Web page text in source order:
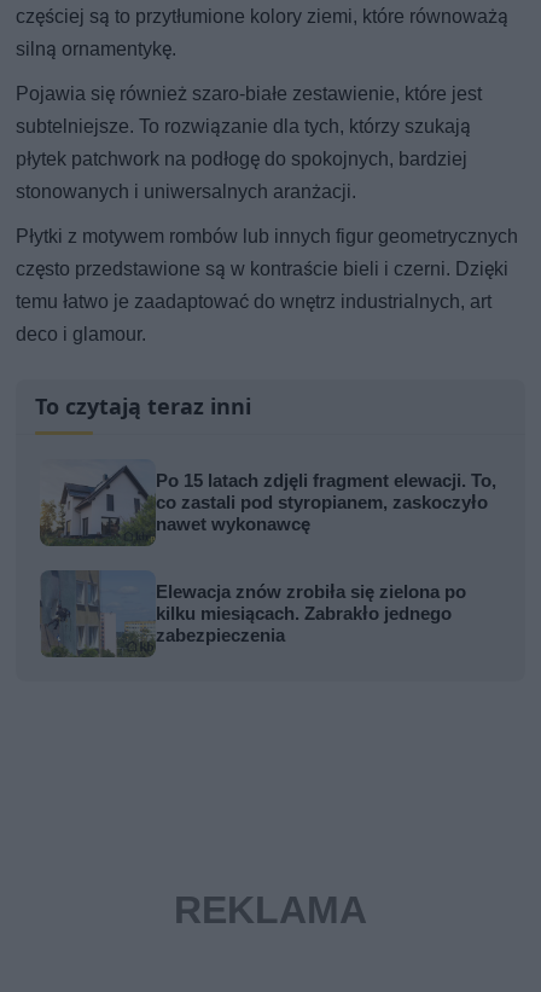
częściej są to przytłumione kolory ziemi, które równoważą
silną ornamentykę.
Pojawia się również szaro-białe zestawienie, które jest
subtelniejsze. To rozwiązanie dla tych, którzy szukają
płytek patchwork na podłogę do spokojnych, bardziej
stonowanych i uniwersalnych aranżacji.
Płytki z motywem rombów lub innych figur geometrycznych
często przedstawione są w kontraście bieli i czerni. Dzięki
temu łatwo je zaadaptować do wnętrz industrialnych, art
deco i glamour.
To czytają teraz inni
Po 15 latach zdjęli fragment elewacji. To,
co zastali pod styropianem, zaskoczyło
nawet wykonawcę
Elewacja znów zrobiła się zielona po
kilku miesiącach. Zabrakło jednego
zabezpieczenia